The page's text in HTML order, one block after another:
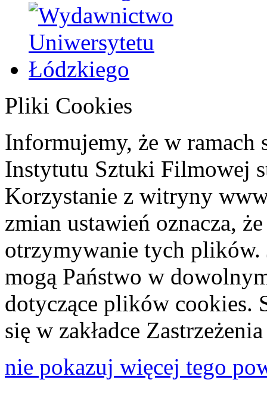
Pliki Cookies
Informujemy, że w ramach
Instytutu Sztuki Filmowej
Korzystanie z witryny
zmian ustawień oznacza,
otrzymywanie tych plików.
mogą Państwo w
dotyczące plików cookies.
się w zakładce
nie pokazuj więcej tego